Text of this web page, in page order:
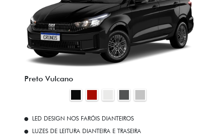
Preto Vulcano
LED DESIGN NOS FARÓIS DIANTEIROS
LUZES DE LEITURA DIANTEIRA E TRASEIRA